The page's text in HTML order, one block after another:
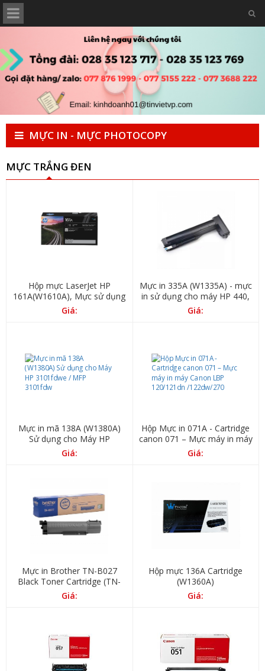
MỰC IN - MỰC PHOTOCOPY
MỰC TRẮNG ĐEN
Hộp mực LaserJet HP
161A(W1610A), Mực sử dụng
cho máy HP 4006
Giá:
Mực in 335A (W1335A) - mực
in sử dụng cho máy HP 440,
hp 436
Giá:
Mực in mã 138A (W1380A)
Sử dụng cho Máy HP
3101fdwe / MFP 3101fdw
Giá:
Hộp Mực in 071A - Cartridge
canon 071 – Mực máy in máy
Canon LBP 120/121dn
Giá:
Mực in Brother TN-B027
Black Toner Cartridge (TN-
B027)
Giá:
Hộp mực 136A Cartridge
(W1360A)
Giá: